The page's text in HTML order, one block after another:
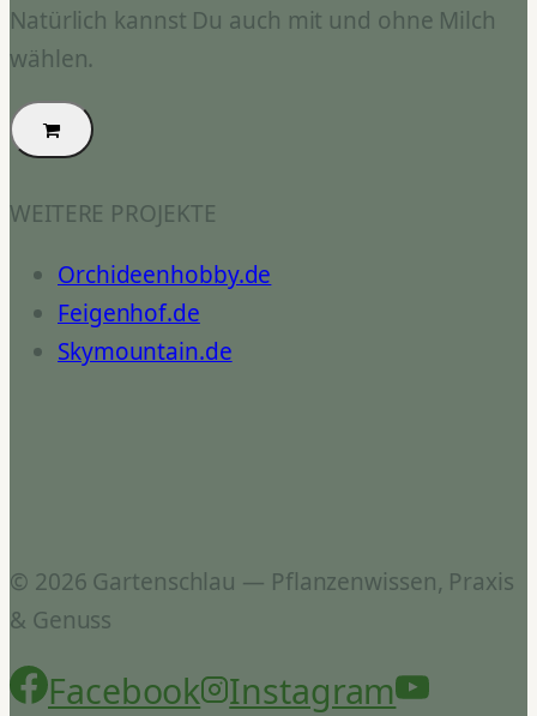
Natürlich kannst Du auch mit und ohne Milch
wählen.
WEITERE PROJEKTE
Orchideenhobby.de
Feigenhof.de
Skymountain.de
© 2026 Gartenschlau — Pflanzenwissen, Praxis
& Genuss
Facebook
Instagram